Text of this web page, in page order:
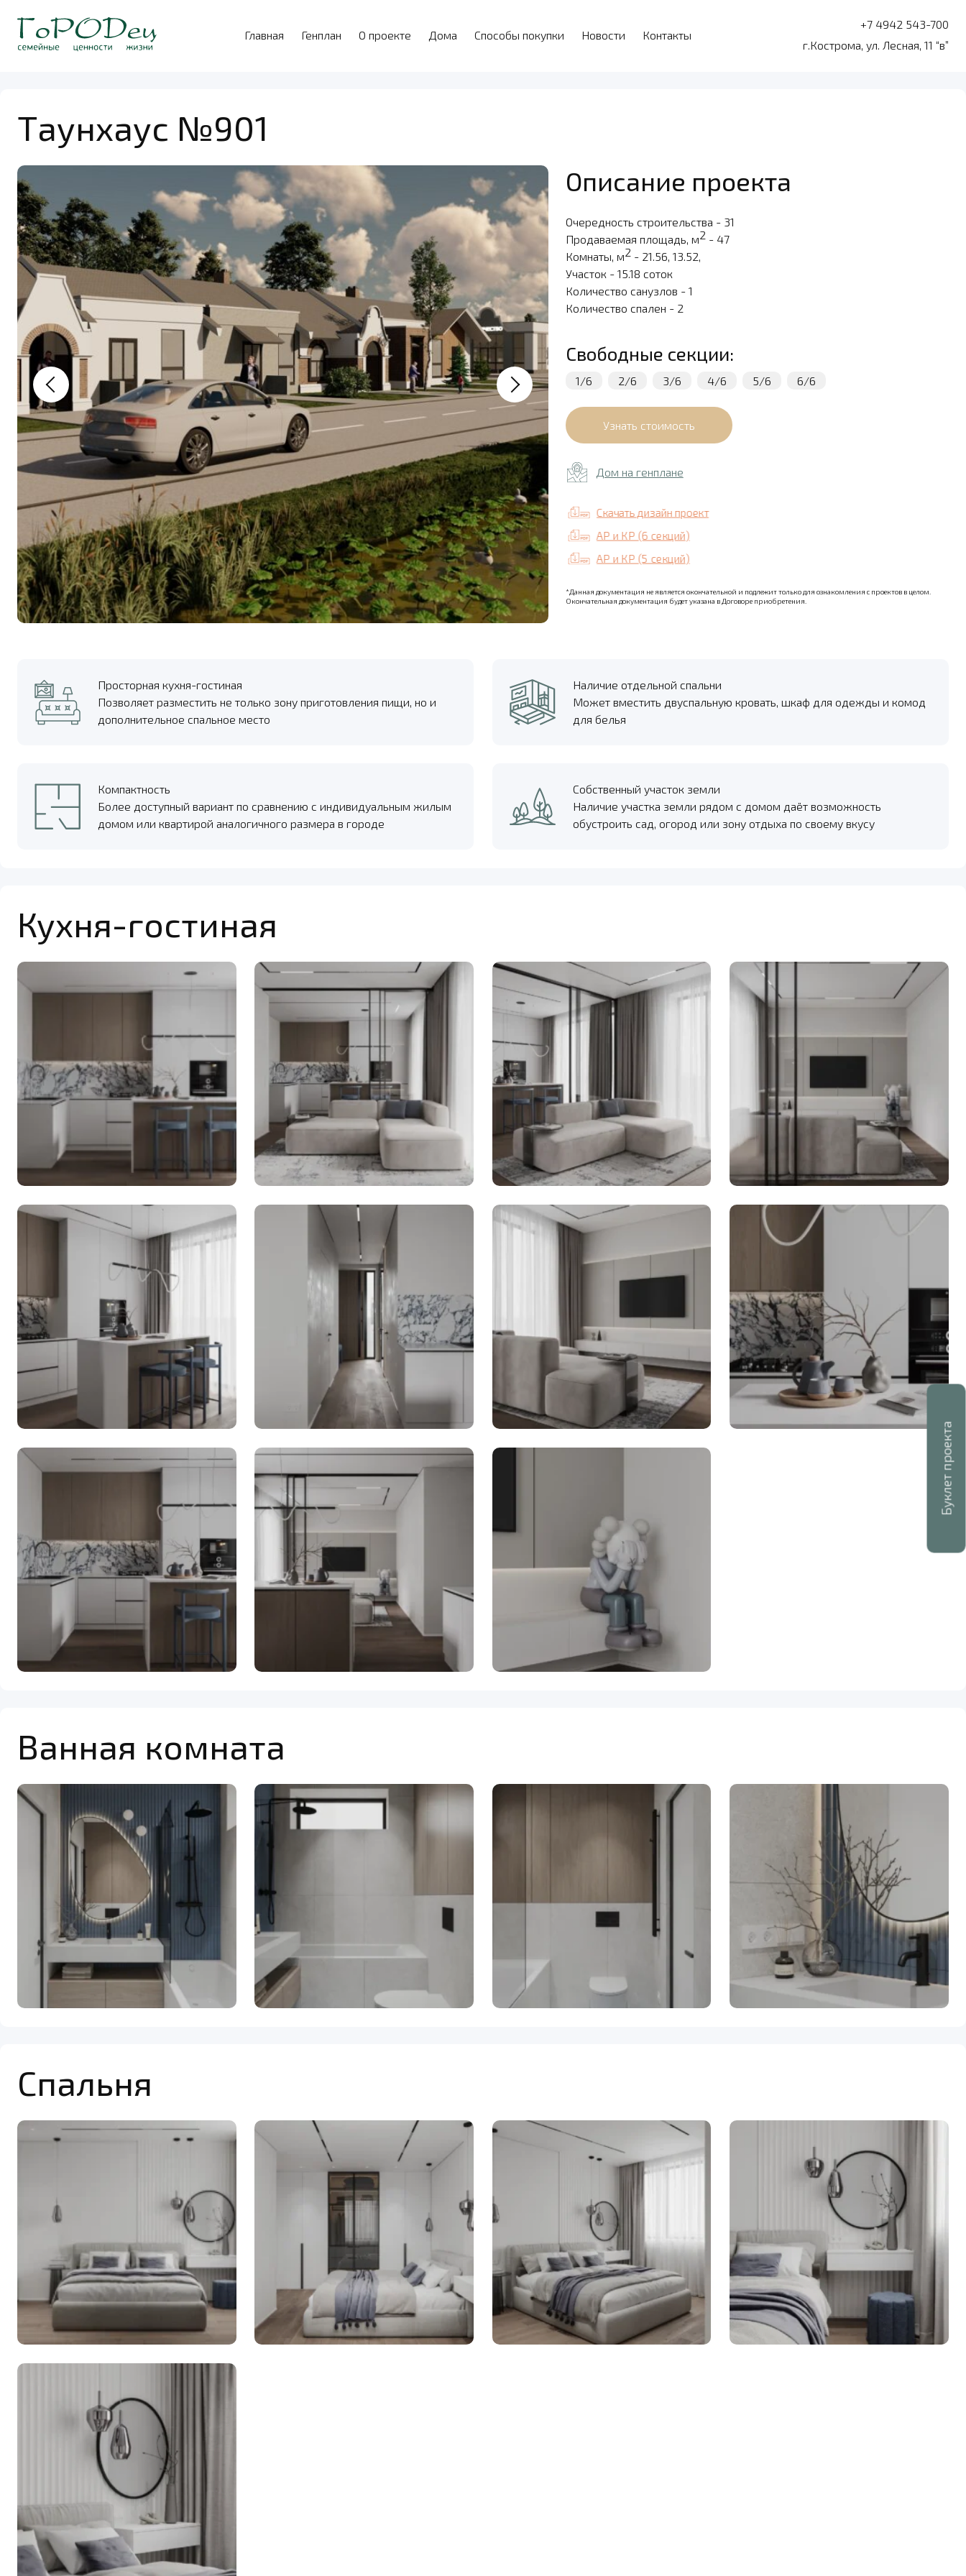
Буклет проекта
Главная Генплан О проекте Дома Способы покупки Новости Контакты
+7 4942 543-700
г.Кострома, ул. Лесная, 11 “в”
Таунхаус №901
Описание проекта
Очередность строительства - 31
Продаваемая площадь, м2- 47
Комнаты, м2- 21.56, 13.52,
Участок - 15.18 соток
Количество санузлов - 1
Количество спален - 2
Свободные секции:
1/6 2/6 3/6 4/6 5/6 6/6
Дом на генплане
Скачать дизайн проект
АР и КР (6 секций)
АР и КР (5 секций)
*Данная документация не является окончательной и подлежит только для ознакомления с проектов в целом.
Окончательная документация будет указана в Договоре приобретения.
Просторная кухня-гостиная
Позволяет разместить не только зону приготовления пищи, но и
дополнительное спальное место
Наличие отдельной спальни
Может вместить двуспальную кровать, шкаф для одежды и комод
для белья
Компактность
Более доступный вариант по сравнению с индивидуальным жилым
домом или квартирой аналогичного размера в городе
Собственный участок земли
Наличие участка земли рядом с домом даёт возможность
обустроить сад, огород или зону отдыха по своему вкусу
Кухня-гостиная
Ванная комната
Спальня